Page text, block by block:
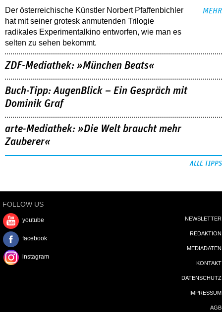
Der österreichische Künstler Norbert Pfaffenbichler
hat mit seiner grotesk anmutenden Trilogie
radikales Experimentalkino entworfen, wie man es
selten zu sehen bekommt.
MEHR
ZDF-Mediathek: »München Beats«
Buch-Tipp: AugenBlick – Ein Gespräch mit
Dominik Graf
arte-Mediathek: »Die Welt braucht mehr
Zauberer«
ALLE TIPPS
FOLLOW US
youtube
facebook
instagram
NEWSLETTER
REDAKTION
MEDIADATEN
KONTAKT
DATENSCHUTZ
IMPRESSUM
AGB